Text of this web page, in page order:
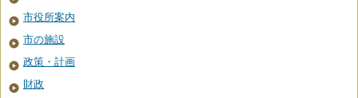
市役所案内
市の施設
政策・計画
財政